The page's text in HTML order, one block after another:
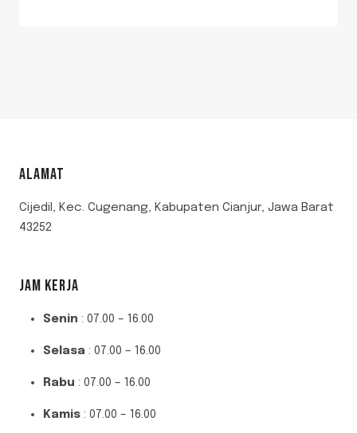
ALAMAT
Cijedil, Kec. Cugenang, Kabupaten Cianjur, Jawa Barat
43252
JAM KERJA
Senin : 07.00 – 16.00
Selasa : 07.00 – 16.00
Rabu : 07.00 – 16.00
Kamis : 07.00 – 16.00